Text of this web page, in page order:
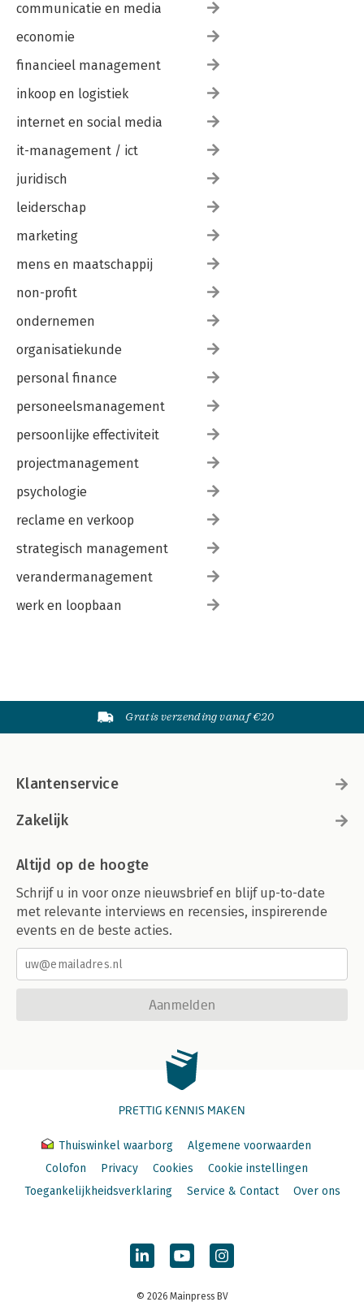
communicatie en media
economie
financieel management
inkoop en logistiek
internet en social media
it-management / ict
juridisch
leiderschap
marketing
mens en maatschappij
non-profit
ondernemen
organisatiekunde
personal finance
personeelsmanagement
persoonlijke effectiviteit
projectmanagement
psychologie
reclame en verkoop
strategisch management
verandermanagement
werk en loopbaan
Gratis verzending vanaf €20
Klantenservice
Zakelijk
Altijd op de hoogte
Schrijf u in voor onze nieuwsbrief en blijf up-to-date
met relevante interviews en recensies, inspirerende
events en de beste acties.
Aanmelden
PRETTIG KENNIS MAKEN
Thuiswinkel waarborg
Algemene voorwaarden
Colofon
Privacy Cookies
Cookie instellingen
Toegankelijkheidsverklaring
Service & Contact Over ons
© 2026 Mainpress BV